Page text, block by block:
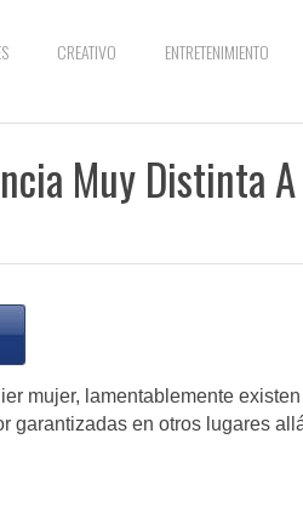
CREATIVO ENTRETENIMIENTO
Muy Distinta A
mujer, lamentablemente existen
garantizadas en otros lugares